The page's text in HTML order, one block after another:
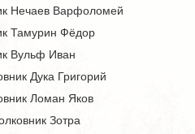
Нечаев Варфоломей
Тамурин Фёдор
Вульф Иван
Дука Григорий
Ломан Яков
Зотра